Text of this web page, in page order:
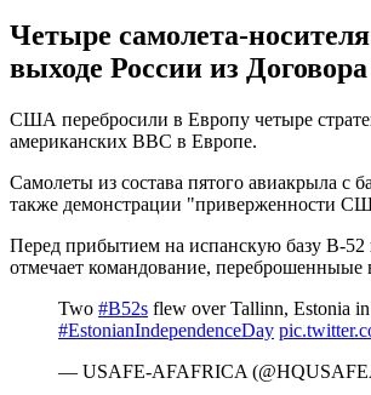
Четыре самолета-
выходе России из
США перебросили в Европу четыре
американских ВВС в Европе.
Самолеты из состава пятого авиакрыла
также демонстрации "приверженности
Перед прибытием на испанскую базу B-
отмечает командование,
Two #B52s flew over Tallinn, Estonia
#EstonianIndependenceDay
— USAFE-AFAFRICA